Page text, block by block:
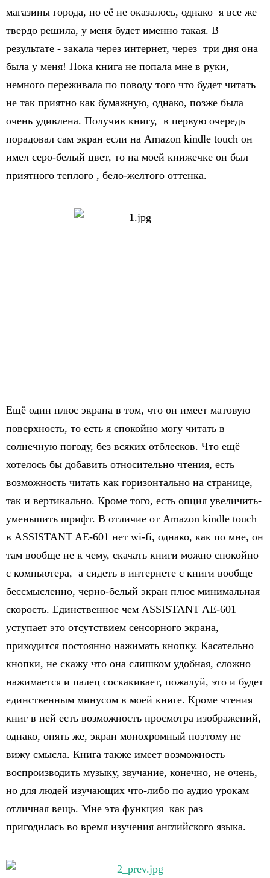
магазины города, но её не оказалось, однако я все же
твердо решила, у меня будет именно такая. В
результате - закала через интернет, через три дня она
была у меня! Пока книга не попала мне в руки,
немного переживала по поводу того что будет читать
не так приятно как бумажную, однако, позже была
очень удивлена. Получив книгу, в первую очередь
порадовал сам экран если на Аmazon kindle touch он
имел серо-белый цвет, то на моей книжечке он был
приятного теплого , бело-желтого оттенка.
Ещё один плюс экрана в том, что он имеет матовую
поверхность, то есть я спокойно могу читать в
солнечную погоду, без всяких отблесков. Что ещё
хотелось бы добавить относительно чтения, есть
возможность читать как горизонтально на странице,
так и вертикально. Кроме того, есть опция увеличить-
уменьшить шрифт. В отличие от Аmazon kindle touch
в ASSISTANT AE-601 нет wi-fi, однако, как по мне, он
там вообще не к чему, скачать книги можно спокойно
с компьютера, а сидеть в интернете с книги вообще
бессмысленно, черно-белый экран плюс минимальная
скорость. Единственное чем ASSISTANT AE-601
уступает это отсутствием сенсорного экрана,
приходится постоянно нажимать кнопку. Касательно
кнопки, не скажу что она слишком удобная, сложно
нажимается и палец соскакивает, пожалуй, это и будет
единственным минусом в моей книге. Кроме чтения
книг в ней есть возможность просмотра изображений,
однако, опять же, экран монохромный поэтому не
вижу смысла. Книга также имеет возможность
воспроизводить музыку, звучание, конечно, не очень,
но для людей изучающих что-либо по аудио урокам
отличная вещь. Мне эта функция как раз
пригодилась во время изучения английского языка.